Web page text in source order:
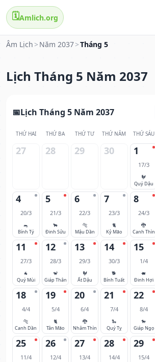
🗓️Amlich.org
Âm Lịch > Năm 2037>Tháng 5
Lịch Tháng 5 Năm 2037
Lịch Tháng 5 Năm 2037
THỨ HAI THỨ BA THỨ TƯ THỨ NĂM THỨ SÁU
27 28 29 30 1
17/3
🐓
Quý Dậu
4
20/3
🐀
Bính Tý
5
21/3
🐂
Đinh Sửu
6
22/3
🐅
Mậu Dần
7
23/3
🐈
Kỷ Mão
8
24/3
🐉
Canh Thìn
11
27/3
🐐
Quý Mùi
12
28/3
🐒
Giáp Thân
13
29/3
🐓
Ất Dậu
14
30/3
🐕
Bính Tuất
15
1/4
🐖
Đinh Hợi
18
4/4
🐅
Canh Dần
19
5/4
🐈
Tân Mão
20
6/4
🐉
Nhâm Thìn
21
7/4
🐍
Quý Tỵ
22
8/4
🐎
Giáp Ngọ
25
11/4
26
12/4
27
13/4
28
14/4
29
15/4